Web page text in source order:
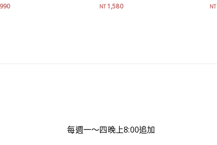
990 NT1,580 NT
每週一～四晚上8:00追加